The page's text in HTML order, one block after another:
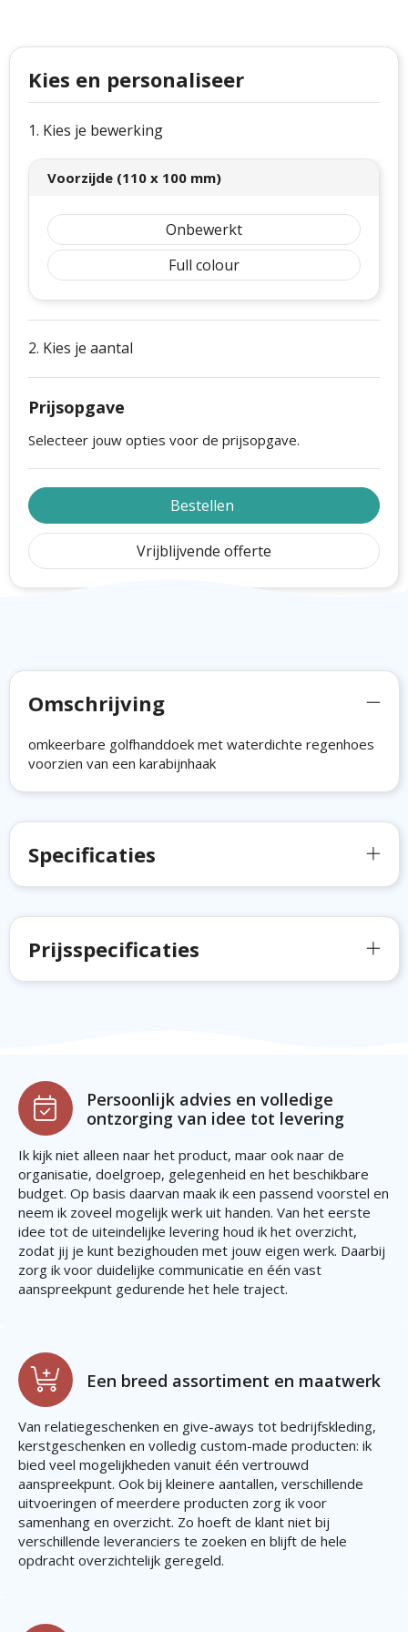
Cutter & Buck
Craft
Thule
Case Logic
Mepal
Parker
Stanley
Ludieke hoofdbanden
Kerstspellen
Kersttassen
kerstkaarsen
Kies en personaliseer
1. Kies je bewerking
Voorzijde (110 x 100 mm)
Onbewerkt
Full colour
2. Kies je aantal
Prijsopgave
Selecteer jouw opties voor de prijsopgave.
Bestellen
Vrijblijvende offerte
Omschrijving
omkeerbare golfhanddoek met waterdichte regenhoes
voorzien van een karabijnhaak
Specificaties
Prijsspecificaties
Persoonlijk advies en volledige
ontzorging van idee tot levering
Ik kijk niet alleen naar het product, maar ook naar de
organisatie, doelgroep, gelegenheid en het beschikbare
budget. Op basis daarvan maak ik een passend voorstel en
neem ik zoveel mogelijk werk uit handen. Van het eerste
idee tot de uiteindelijke levering houd ik het overzicht,
zodat jij je kunt bezighouden met jouw eigen werk. Daarbij
zorg ik voor duidelijke communicatie en één vast
aanspreekpunt gedurende het hele traject.
Een breed assortiment en maatwerk
Van relatiegeschenken en give-aways tot bedrijfskleding,
kerstgeschenken en volledig custom-made producten: ik
bied veel mogelijkheden vanuit één vertrouwd
aanspreekpunt. Ook bij kleinere aantallen, verschillende
uitvoeringen of meerdere producten zorg ik voor
samenhang en overzicht. Zo hoeft de klant niet bij
verschillende leveranciers te zoeken en blijft de hele
opdracht overzichtelijk geregeld.